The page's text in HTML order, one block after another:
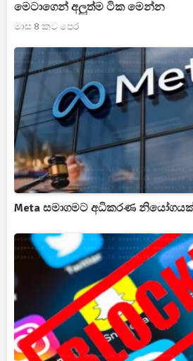
මෙටාගෙන් අලුත්ම ටික මෙන්න
මාස 8 කට පෙර
Meta සමාගමට අධිකරණ